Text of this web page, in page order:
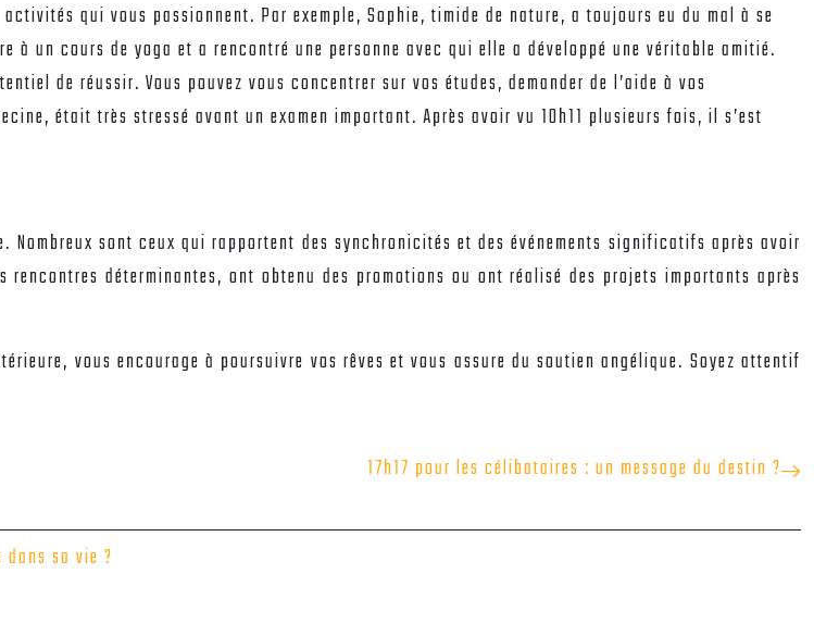
qui vous passionnent. Par exemple, Sophie, timide de nature, a toujours eu du mal à se
à un cours de yoga et a rencontré une personne avec qui elle a développé une véritable amitié.
de réussir. Vous pouvez vous concentrer sur vos études, demander de l’aide à vos
était très stressé avant un examen important. Après avoir vu 10h11 plusieurs fois, il s’est
sont ceux qui rapportent des synchronicités et des événements significatifs après avoir
déterminantes, ont obtenu des promotions ou ont réalisé des projets importants après
vous encourage à poursuivre vos rêves et vous assure du soutien angélique. Soyez attentif
17h17 pour les célibataires : un message du destin ?
sa vie ?